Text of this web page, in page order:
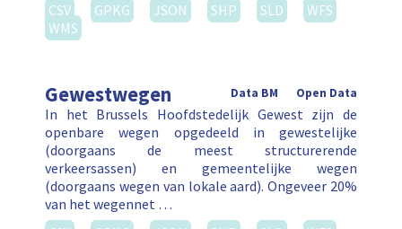
CSV
GPKG JSON SHP SLD
WFS
WMS
Gewestwegen Open Data
Data BM
In het Brussels Hoofdstedelijk Gewest zijn de
openbare wegen opgedeeld in gewestelijke
(doorgaans de meest structurerende
verkeersassen) en gemeentelijke wegen
(doorgaans wegen van lokale aard). Ongeveer 20%
van het wegennet …